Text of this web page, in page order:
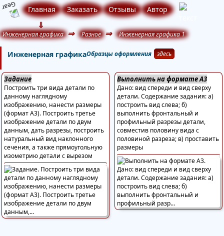
Главная Заказать Отзывы Автор
⇓
Инженерная графика ⇒ Разное ⇒ Инженерная графика 1
Инженерная графикаОбразцы оформления здесь
Задание
Построить три вида детали по
данному наглядному
изображению, нанести размеры
(формат А3). Построить третье
изображение детали по двум
данным, дать разрезы, построить
натуральный вид наклонного
сечения, а также прямоугольную
изометрию детали с вырезом
Выполнить на формате А3
Дано: вид спереди и вид сверху
детали. Содержание задания: а)
построить вид слева; б)
выполнить фронтальный и
профильный разрезы детали,
совместив половину вида с
половиной разреза; в) проставить
размеры